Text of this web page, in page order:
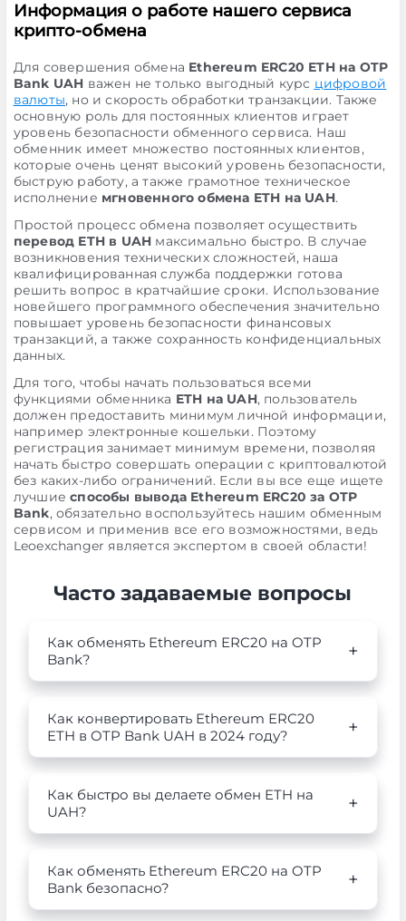
Информация о работе нашего сервиса
крипто-обмена
Для совершения обмена Ethereum ERC20 ETH на OTP
Bank UAH важен не только выгодный курс цифровой
валюты, но и скорость обработки транзакции. Также
основную роль для постоянных клиентов играет
уровень безопасности обменного сервиса. Наш
обменник имеет множество постоянных клиентов,
которые очень ценят высокий уровень безопасности,
быструю работу, а также грамотное техническое
исполнение мгновенного обмена ETH на UAH.
Простой процесс обмена позволяет осуществить
перевод ETH в UAH максимально быстро. В случае
возникновения технических сложностей, наша
квалифицированная служба поддержки готова
решить вопрос в кратчайшие сроки. Использование
новейшего программного обеспечения значительно
повышает уровень безопасности финансовых
транзакций, а также сохранность конфиденциальных
данных.
Для того, чтобы начать пользоваться всеми
функциями обменника ETH на UAH, пользователь
должен предоставить минимум личной информации,
например электронные кошельки. Поэтому
регистрация занимает минимум времени, позволяя
начать быстро совершать операции с криптовалютой
без каких-либо ограничений. Если вы все еще ищете
лучшиеспособы вывода Ethereum ERC20 за OTP
Bank, обязательно воспользуйтесь нашим обменным
сервисом и применив все его возможностями, ведь
Leoexchanger является экспертом в своей области!
Часто задаваемые вопросы
Как обменять Ethereum ERC20 на OTP
Bank?
Как конвертировать Ethereum ERC20
ETH в OTP Bank UAH в 2024 году?
Как быстро вы делаете обмен ETH на
UAH?
Как обменять Ethereum ERC20 на OTP
Bank безопасно?